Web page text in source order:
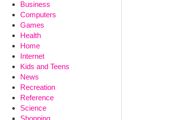
Business
Computers
Games
Health
Home
Internet
Kids and Teens
News
Recreation
Reference
Science
Shopping